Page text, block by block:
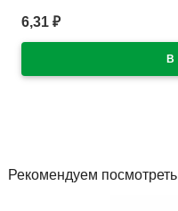
6,31 ₽
Рекомендуем посмотреть